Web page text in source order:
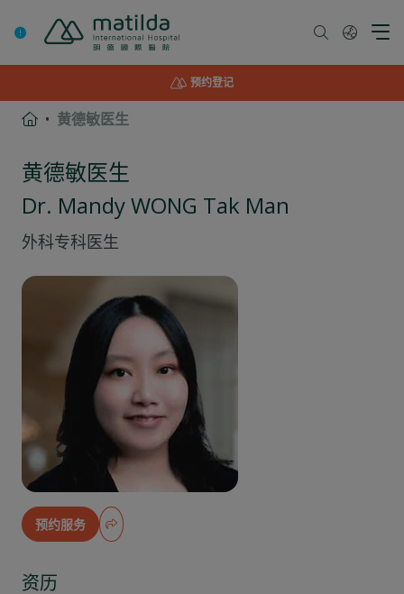
预约登记
黄德敏医生
黄德敏医生
Dr. Mandy WONG Tak Man
外科专科医生
预约服务
资历